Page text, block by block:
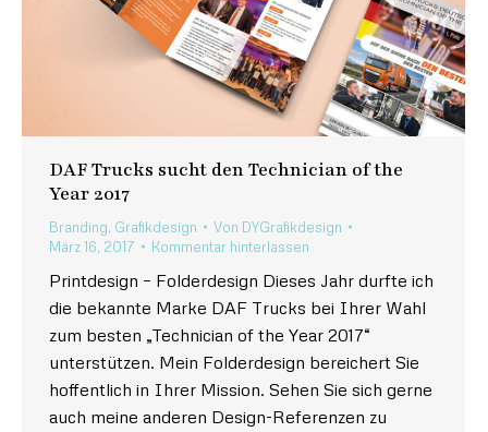
DAF Trucks sucht den Technician of the
Year 2017
Branding, Grafikdesign Von DYGrafikdesign
März 16, 2017
Kommentar hinterlassen
Printdesign – Folderdesign Dieses Jahr durfte ich
die bekannte Marke DAF Trucks bei Ihrer Wahl
zum besten „Technician of the Year 2017“
unterstützen. Mein Folderdesign bereichert Sie
hoffentlich in Ihrer Mission. Sehen Sie sich gerne
auch meine anderen Design-Referenzen zu